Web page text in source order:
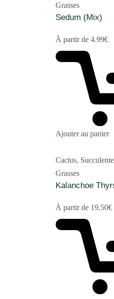
Grasses
Sedum (Mix)
À partir de4.99€
Ajouter au panier
Cactus,
Grasses
Kalanchoe
À partir de 19.50€